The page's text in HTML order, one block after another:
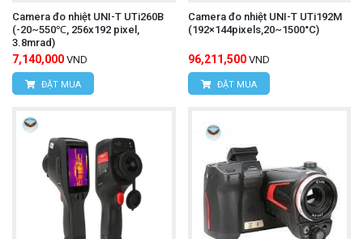
Camera đo nhiệt UNI-T UTi260B
(-20~550℃, 256x192 pixel,
3.8mrad)
7,140,000 VND
ĐẶT MUA
Camera đo nhiệt UNI-T UTi192M
(192×144pixels,20~1500°C)
96,211,500 VND
ĐẶT MUA